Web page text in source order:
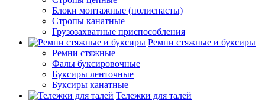
Блоки монтажные (полиспасты)
Стропы канатные
Грузозахватные приспособления
Ремни стяжные и буксиры
Ремни стяжные
Фалы буксировочные
Буксиры ленточные
Буксиры канатные
Тележки для талей